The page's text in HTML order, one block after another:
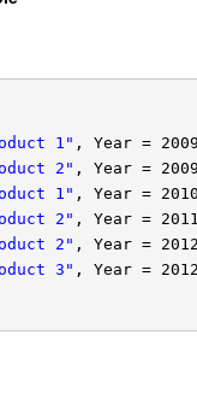
1" , Year =
2" , Year =
1" , Year =
2" , Year =
2" , Year =
3" , Year =